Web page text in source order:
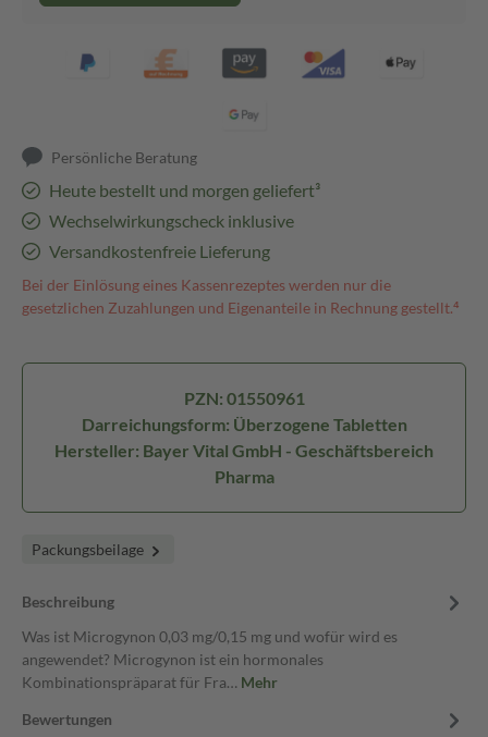
Persönliche Beratung
Heute bestellt und morgen geliefert³
Wechselwirkungscheck inklusive
Versandkostenfreie Lieferung
Bei der Einlösung eines Kassenrezeptes werden nur die
gesetzlichen Zuzahlungen und Eigenanteile in Rechnung gestellt.⁴
PZN: 01550961
Darreichungsform: Überzogene Tabletten
Hersteller: Bayer Vital GmbH - Geschäftsbereich
Pharma
Packungsbeilage
Beschreibung
Was ist Microgynon 0,03 mg/0,15 mg und wofür wird es
angewendet? Microgynon ist ein hormonales
Kombinationspräparat für Fra… Mehr
Bewertungen